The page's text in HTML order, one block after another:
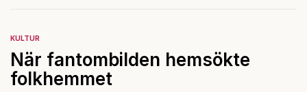
KULTUR
När fantombilden hemsökte
folkhemmet